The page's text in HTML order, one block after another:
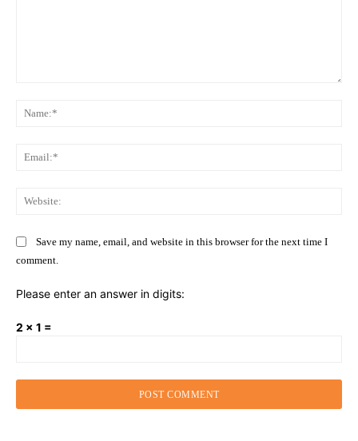
Save my name, email, and website in this browser for the next time I
comment.
Please enter an answer in digits:
2 × 1 =